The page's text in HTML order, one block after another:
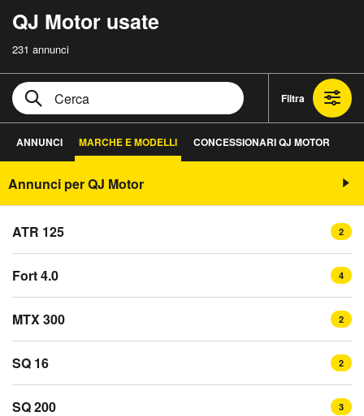
QJ Motor usate
231 annunci
Filtra
ANNUNCI MARCHE E MODELLI CONCESSIONARI QJ MOTOR
Annunci per QJ Motor
ATR 125 2
Fort 4.0 4
MTX 300 2
SQ 16 2
SQ 200 3